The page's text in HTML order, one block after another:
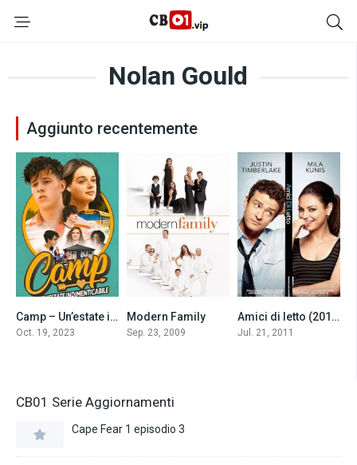
Nolan Gould
Aggiunto recentemente
0Camp – Un’estate indimenticabile (2023)
Oct. 19, 2023
Modern Family
Sep. 23, 2009
6.6Amici di letto (2011)
Jul. 21, 2011
CB01 Serie Aggiornamenti
Cape Fear 1 episodio 3